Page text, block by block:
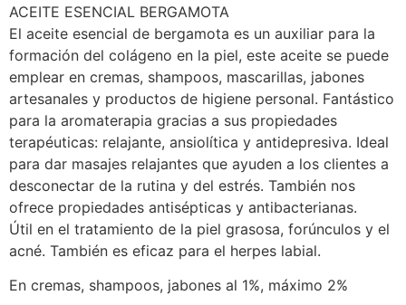
ACEITE ESENCIAL BERGAMOTA
El aceite esencial de bergamota es un auxiliar para la
formación del colágeno en la piel, este aceite se puede
emplear en cremas, shampoos, mascarillas, jabones
artesanales y productos de higiene personal. Fantástico
para la aromaterapia gracias a sus propiedades
terapéuticas: relajante, ansiolítica y antidepresiva. Ideal
para dar masajes relajantes que ayuden a los clientes a
desconectar de la rutina y del estrés. También nos
ofrece propiedades antisépticas y antibacterianas.
Útil en el tratamiento de la piel grasosa, forúnculos y el
acné. También es eficaz para el herpes labial.
En cremas, shampoos, jabones al 1%, máximo 2%